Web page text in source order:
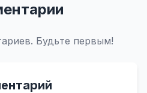
Будьте первым!